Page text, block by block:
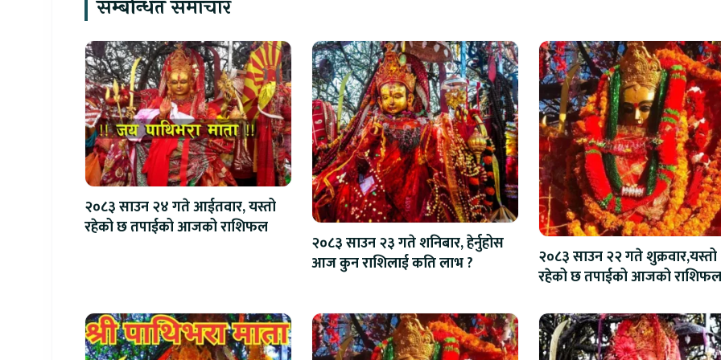
सम्बन्धित समाचार
२०८३ साउन २४ गते आईतवार, यस्तो
रहेको छ तपाईको आजको राशिफल
२०८३ साउन २३ गते शनिबार, हेर्नुहोस
आज कुन राशिलाई कति लाभ ?
२०८३ साउन २२ गते शुक्रवार,यस्तो
रहेको छ तपाईको आजको राशिफल